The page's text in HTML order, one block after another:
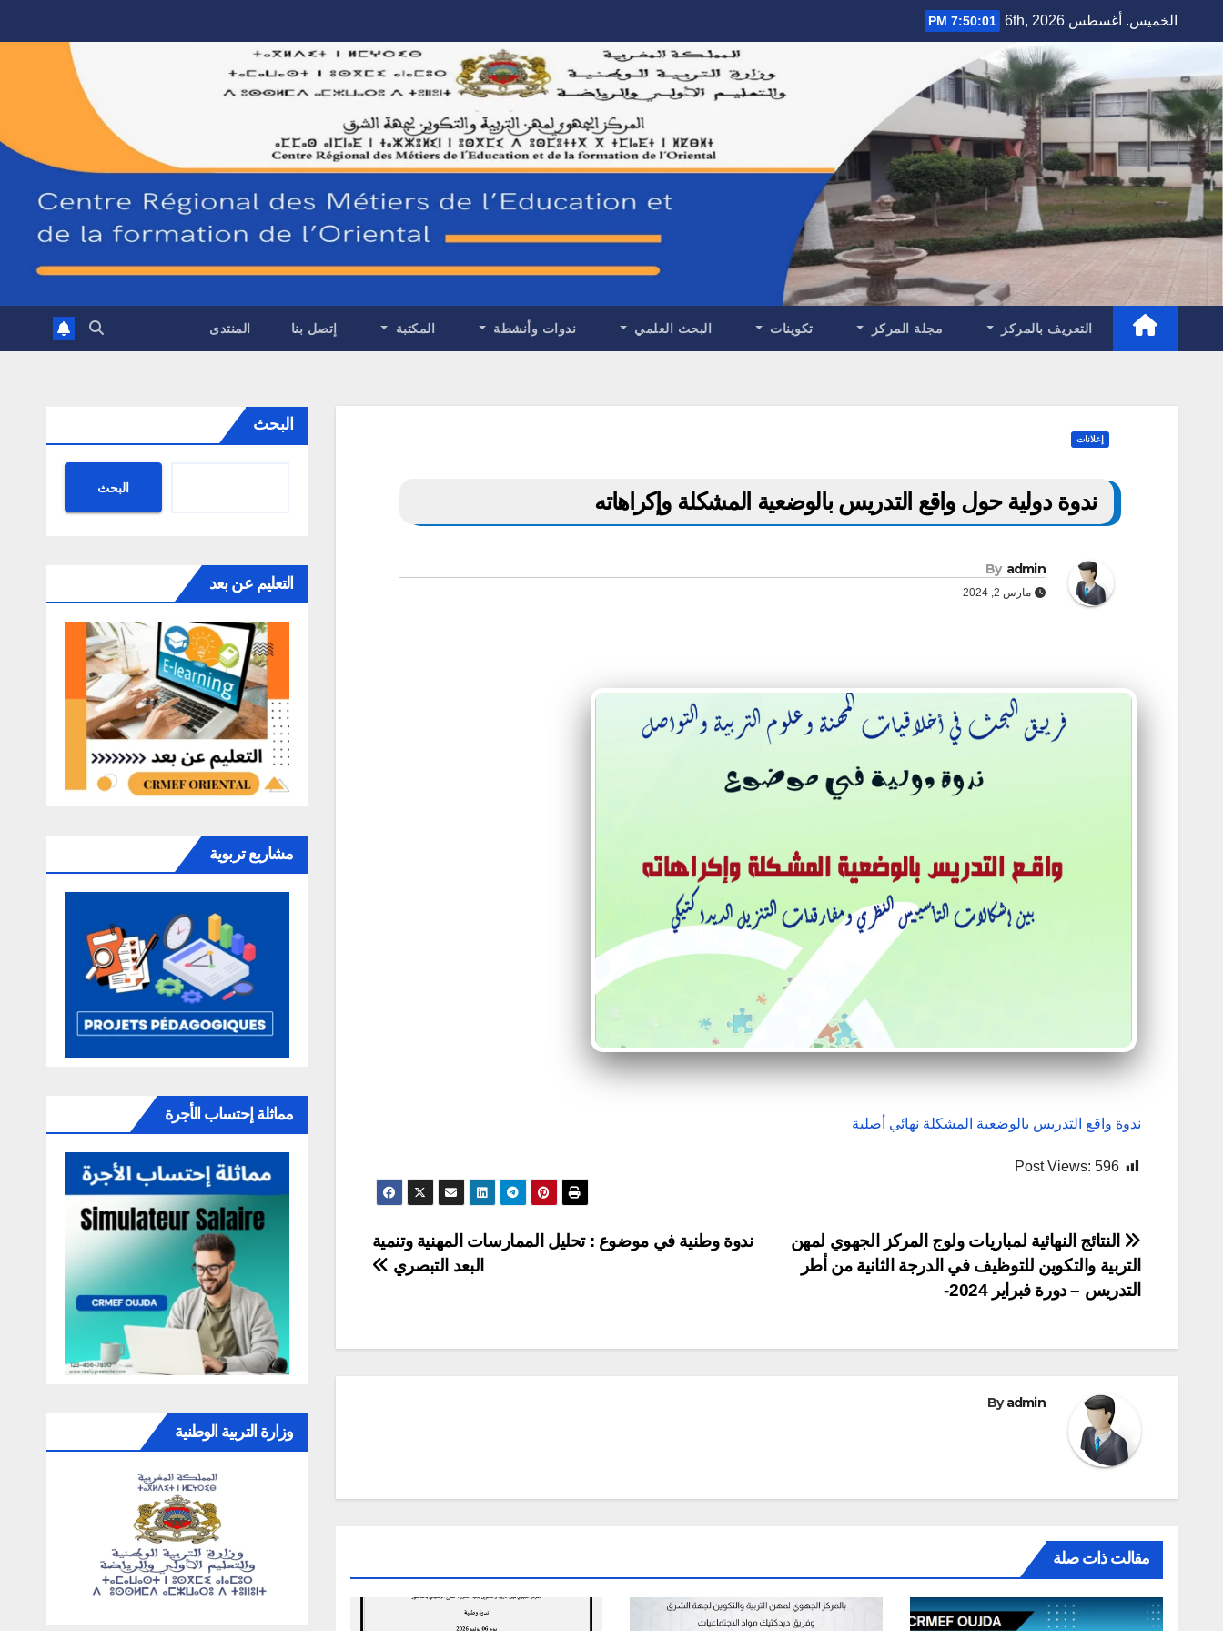
to
الخميس. أغسطس 6th, 2026 7:50:02 PM
التعريف بالمركز مجلة المركز تكوينات البحث العلمي ندوات وأنشطة المكتبة إتصل بنا المنتدى
إعلانات
ندوة دولية حول واقع التدريس بالوضعية المشكلة وإكراهاته
By admin
مارس 2, 2024
ندوة واقع التدريس بالوضعية المشكلة نهائي أصلية
Post Views: 596
تصفّح
المقالات
ندوة وطنية في موضوع : تحليل الممارسات المهنية وتنمية
البعد التبصري
النتائج النهائية لمباريات ولوج المركز الجهوي لمهن
التربية والتكوين للتوظيف في الدرجة الثانية من أطر
التدريس – دورة فبراير 2024-
Byadmin
مقالت ذات صلة
البحث
البحث
التعليم عن بعد
مشاريع تربوية
مماثلة إحتساب الأجرة
وزارة التربية الوطنية